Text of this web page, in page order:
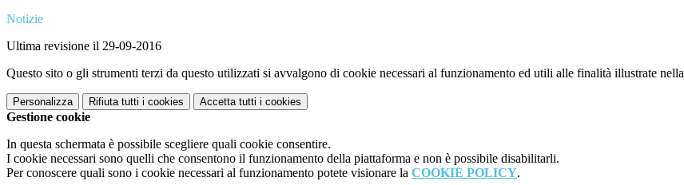
Notizie
Ultima revisione il 29-09-2016
Questo sito o gli strumenti terzi da questo utilizzati si avvalgono di cookie necessari al funzionamento ed utili alle finalità illustrate nella
Personalizza Rifiuta tutti i cookies Accetta tutti i cookies
Gestione cookie
In questa schermata è possibile scegliere quali cookie consentire.
I cookie necessari sono quelli che consentono il funzionamento della piattaforma e non è possibile disabilitarli.
Per conoscere quali sono i cookie necessari al funzionamento potete visionare la COOKIE POLICY.